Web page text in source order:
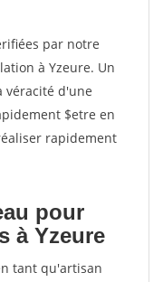
par notre
à Yzeure. Un
véracité d'une
$etre en
rapidement
pour
à Yzeure
tant qu'artisan